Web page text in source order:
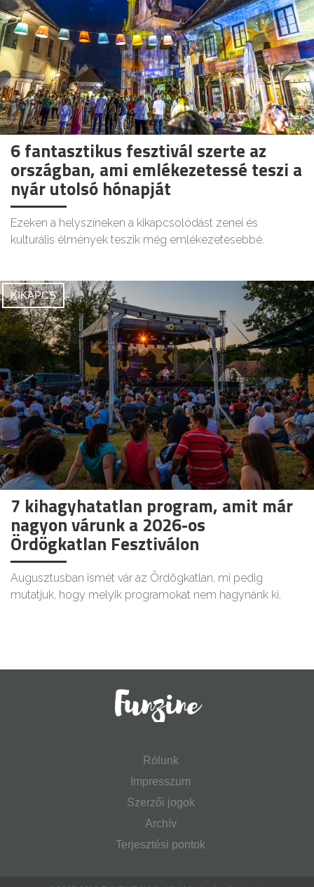
6 fantasztikus fesztivál szerte az
országban, ami emlékezetessé teszi a
nyár utolsó hónapját
Ezeken a helyszíneken a kikapcsolódást zenei és
kulturális élmények teszik még emlékezetesebbé.
KIKAPCS
7 kihagyhatatlan program, amit már
nagyon várunk a 2026-os
Ördögkatlan Fesztiválon
Augusztusban ismét vár az Ördögkatlan, mi pedig
mutatjuk, hogy melyik programokat nem hagynánk ki.
Rólunk
Impresszum
Szerzői jogok
Archív
Terjesztési pontok